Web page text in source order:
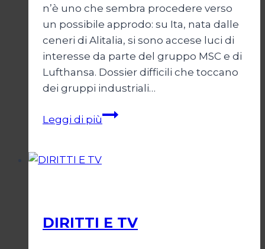
n’è uno che sembra procedere verso
un possibile approdo: su Ita, nata dalle
ceneri di Alitalia, si sono accese luci di
interesse da parte del gruppo MSC e di
Lufthansa. Dossier difficili che toccano
dei gruppi industriali…
Leggi di piùL’ultima
DIRITTI E TV